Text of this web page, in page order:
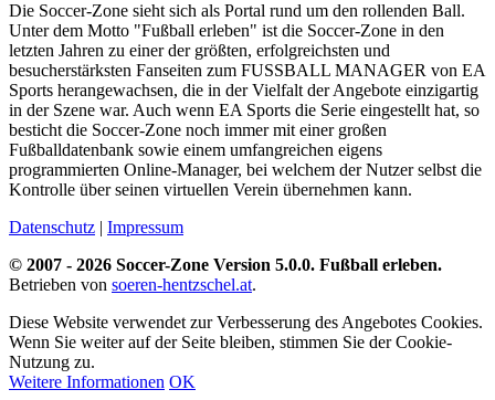
Die Soccer-Zone sieht sich als Portal rund um den rollenden Ball.
Unter dem Motto "Fußball erleben" ist die Soccer-Zone in den
letzten Jahren zu einer der größten, erfolgreichsten und
besucherstärksten Fanseiten zum FUSSBALL MANAGER von EA
Sports herangewachsen, die in der Vielfalt der Angebote einzigartig
in der Szene war. Auch wenn EA Sports die Serie eingestellt hat, so
besticht die Soccer-Zone noch immer mit einer großen
Fußballdatenbank sowie einem umfangreichen eigens
programmierten Online-Manager, bei welchem der Nutzer selbst die
Kontrolle über seinen virtuellen Verein übernehmen kann.
Datenschutz | Impressum
© 2007 - 2026 Soccer-Zone Version 5.0.0. Fußball erleben.
Betrieben von soeren-hentzschel.at.
Diese Website verwendet zur Verbesserung des Angebotes Cookies.
Wenn Sie weiter auf der Seite bleiben, stimmen Sie der Cookie-
Nutzung zu.
Weitere Informationen OK